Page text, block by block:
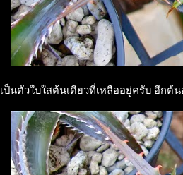
เป็นตัวใบใสต้นเดียวที่เหลืออยู่ครับ อีกต้